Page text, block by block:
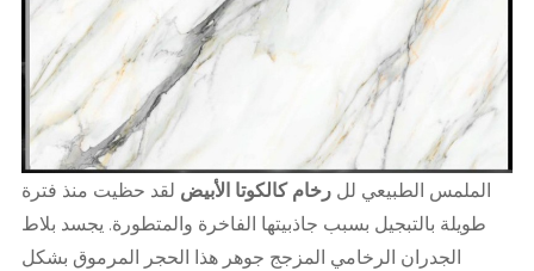
الملمس الطبيعي للرخام كالكوتا الأبيض لقد حظيت منذ فترة
طويلة بالتبجيل بسبب جاذبيتها الفاخرة والمتطورة. يجسد بلاط
الجدران الرخامي المزجج جوهر هذا الحجر المرموق بشكل